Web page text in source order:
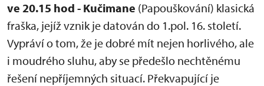
ve 20.15 hod - Kučimane (Papouškování) klasická
fraška, jejíž vznik je datován do 1.pol. 16. století.
Vypráví o tom, že je dobré mít nejen horlivého, ale
i moudrého sluhu, aby se předešlo nechtěnému
řešení nepříjemných situací. Překvapující je